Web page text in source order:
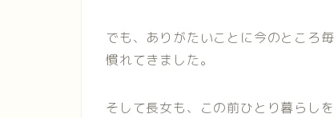
でも、ありがたいことに今のところ
慣れてきました。
そして長女も、この前ひとり暮らし